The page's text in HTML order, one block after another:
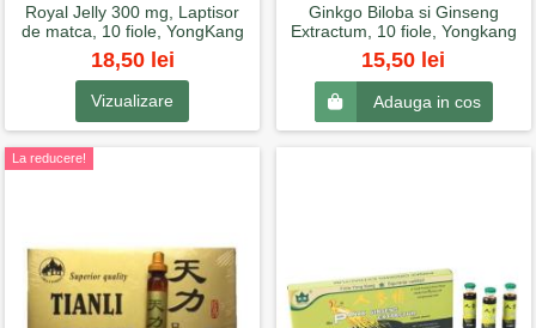
Royal Jelly 300 mg, Laptisor
de matca, 10 fiole, YongKang
18,50 lei
Vizualizare
Ginkgo Biloba si Ginseng
Extractum, 10 fiole, Yongkang
15,50 lei
Adauga in cos
La reducere!